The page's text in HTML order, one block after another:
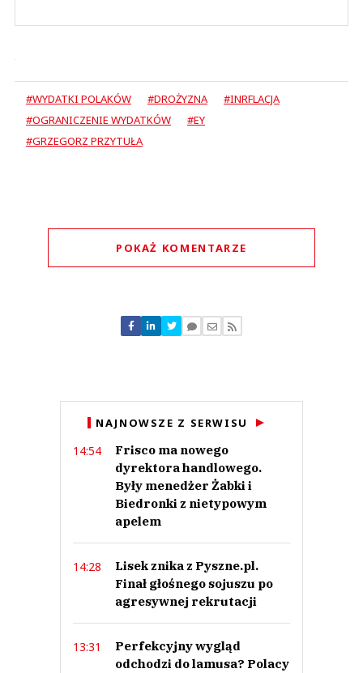
#WYDATKI POLAKÓW #DROŻYZNA
#INRFLACJA
#OGRANICZENIE WYDATKÓW
#EY
#GRZEGORZ PRZYTUŁA
POKAŻ KOMENTARZE
Nie znaleziono komentarzy
Zostaw swoje komentarze
NAJNOWSZE Z SERWISU
14:54
Frisco ma nowego
dyrektora handlowego.
Były menedżer Żabki i
Biedronki z nietypowym
apelem
14:28
Lisek znika z Pyszne.pl.
Finał głośnego sojuszu po
agresywnej rekrutacji
13:31
Perfekcyjny wygląd
odchodzi do lamusa? Polacy